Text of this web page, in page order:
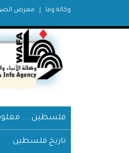
معرض وكالة وفا
فلسطين ...
تاريخ فلسطين